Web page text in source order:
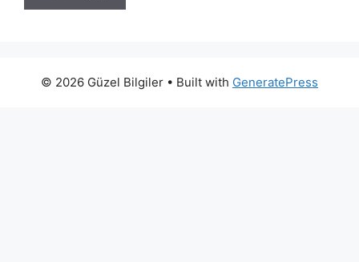
© 2026 Güzel Bilgiler • Built with GeneratePress